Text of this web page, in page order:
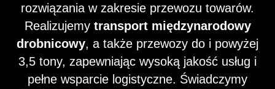
rozwiązania w zakresie przewozu towarów.
Realizujemy transport międzynarodowy
drobnicowy, a także przewozy do i powyżej
3,5 tony, zapewniając wysoką jakość usług i
pełne wsparcie logistyczne. Świadczymy